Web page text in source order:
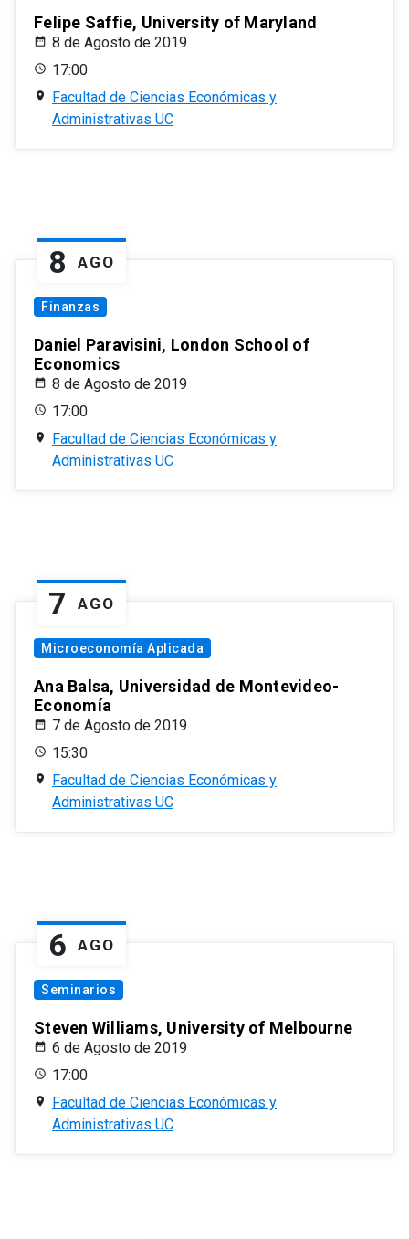
Felipe Saffie, University of Maryland
8 de Agosto de 2019
17:00
Facultad de Ciencias Económicas y
Administrativas UC
8 AGO
Finanzas
Daniel Paravisini, London School of
Economics
8 de Agosto de 2019
17:00
Facultad de Ciencias Económicas y
Administrativas UC
7 AGO
Microeconomía Aplicada
Ana Balsa, Universidad de Montevideo-
Economía
7 de Agosto de 2019
15:30
Facultad de Ciencias Económicas y
Administrativas UC
6 AGO
Seminarios
Steven Williams, University of Melbourne
6 de Agosto de 2019
17:00
Facultad de Ciencias Económicas y
Administrativas UC